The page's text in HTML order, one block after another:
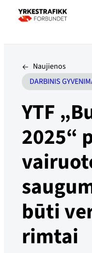
Naujienos
DARBINIS
YTF
2025“
būti
rimtai